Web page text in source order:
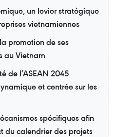
un levier stratégique
vietnamiennes
promotion de ses
au Vietnam
de l’ASEAN 2045
et centrée sur les
spécifiques afin
du calendrier des projets